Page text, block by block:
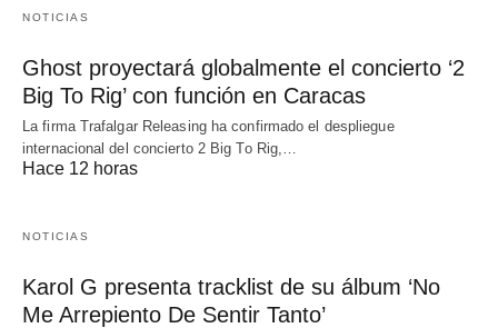
NOTICIAS
Ghost proyectará globalmente el concierto ‘2
Big To Rig’ con función en Caracas
La firma Trafalgar Releasing ha confirmado el despliegue
internacional del concierto 2 Big To Rig,…
Hace 12 horas
NOTICIAS
Karol G presenta tracklist de su álbum ‘No
Me Arrepiento De Sentir Tanto’